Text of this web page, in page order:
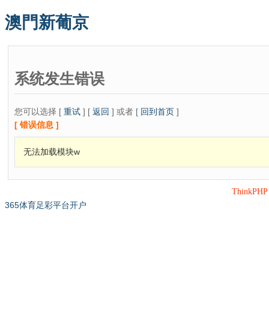
澳門新葡京
系统发生错误
您可以选择 [ 重试 ] [ 返回 ] 或者 [ 回到首页 ]
[ 错误信息 ]
无法加载模块w
ThinkPHP
365体育足彩平台开户